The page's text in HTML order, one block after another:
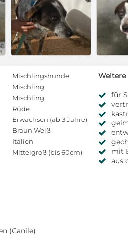
Mischlingshunde
Mischling
Mischling
Rüde
Erwachsen (ab 3 Jahre)
Braun Weiß
Italien
Mittelgroß (bis 60cm)
Weitere
für
mit
aus
(Canile)